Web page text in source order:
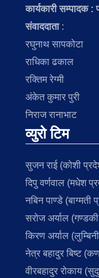
कार्यकारी सम्पादक :
संवाददाता:
रघुनाथ सापकोटा
राधिका ढकाल
रक्तिम रेग्मी
अंकेत कुमार पुरी
निराज रानाभाट
व्युरो टिम
सुजन राई (कोशी
दिपु वर्णवाल (मधेश
नबिन पाण्डे (बाग्मती
सरोज अर्याल
किरण अर्याल
नेत्र बहादुर बिष्ट
वीरबहादुर रोकाय